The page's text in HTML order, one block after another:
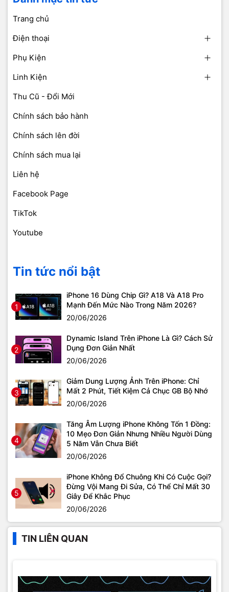
Trang chủ
Điện thoại
Phụ Kiện
Linh Kiện
Thu Cũ - Đổi Mới
Chính sách bảo hành
Chính sách lên đời
Chính sách mua lại
Liên hệ
Facebook Page
TikTok
Youtube
Tin tức nổi bật
1
iPhone 16 Dùng Chip Gì? A18 Và A18 Pro
Mạnh Đến Mức Nào Trong Năm 2026?
20/06/2026
2
Dynamic Island Trên iPhone Là Gì? Cách Sử
Dụng Đơn Giản Nhất
20/06/2026
3
Giảm Dung Lượng Ảnh Trên iPhone: Chỉ
Mất 2 Phút, Tiết Kiệm Cả Chục GB Bộ Nhớ
20/06/2026
4
Tăng Âm Lượng iPhone Không Tốn 1 Đồng:
10 Mẹo Đơn Giản Nhưng Nhiều Người Dùng
5 Năm Vẫn Chưa Biết
20/06/2026
5
iPhone Không Đổ Chuông Khi Có Cuộc Gọi?
Đừng Vội Mang Đi Sửa, Có Thể Chỉ Mất 30
Giây Để Khắc Phục
20/06/2026
TIN LIÊN QUAN